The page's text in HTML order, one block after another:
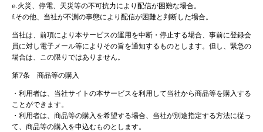
e.火災、停電、天災等の不可抗力により配信が困難な場合。
f.その他、当社が不測の事態により配信が困難と判断した場合。
当社は、前項により本サービスの運用を中断・停止する場合、事前に登録会
員に対し電子メール等によりその旨を通知するものとします。但し、緊急の
場合は、この限りではありません。
第7条 商品等の購入
・利用者は、当社サイトの本サービスを利用して当社から商品等を購入する
ことができます。
・利用者は、商品等の購入を希望する場合、当社が別途指定する方法に従っ
て、商品等の購入を申込むものとします。